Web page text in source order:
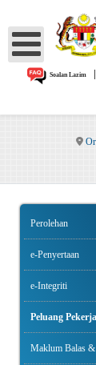
Soalan Lazim|
Perolehan
e-Penyertaan
e-Integriti
Peluang
Maklum Balas